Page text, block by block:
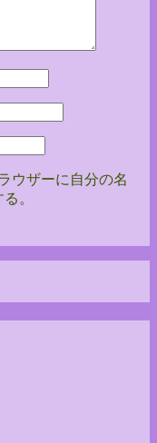
ウザーに自分の名
。